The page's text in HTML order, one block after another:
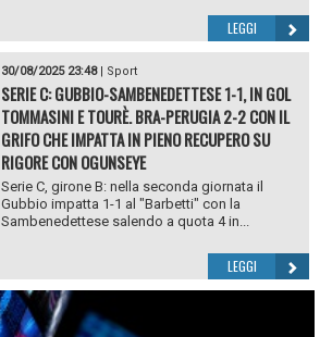
LEGGI
30/08/2025 23:48| Sport
SERIE C: GUBBIO-SAMBENEDETTESE 1-1, IN GOL
TOMMASINI E TOURÈ. BRA-PERUGIA 2-2 CON IL
GRIFO CHE IMPATTA IN PIENO RECUPERO SU
RIGORE CON OGUNSEYE
Serie C, girone B: nella seconda giornata il
Gubbio impatta 1-1 al "Barbetti" con la
Sambenedettese salendo a quota 4 in...
LEGGI